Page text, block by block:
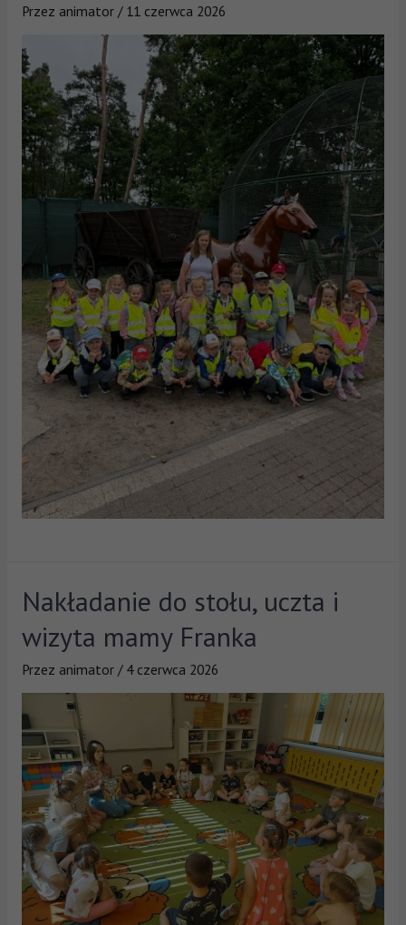
Przez animator / 11 czerwca 2026
Nakładanie do stołu, uczta i
wizyta mamy Franka
Przez animator / 4 czerwca 2026